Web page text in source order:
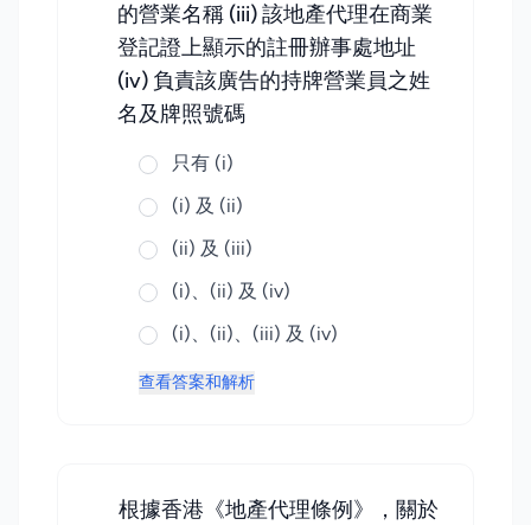
的營業名稱 (iii) 該地產代理在商業
登記證上顯示的註冊辦事處地址
(iv) 負責該廣告的持牌營業員之姓
名及牌照號碼
只有 (i)
(i) 及 (ii)
(ii) 及 (iii)
(i)、(ii) 及 (iv)
(i)、(ii)、(iii) 及 (iv)
查看答案和解析
根據香港《地產代理條例》，關於